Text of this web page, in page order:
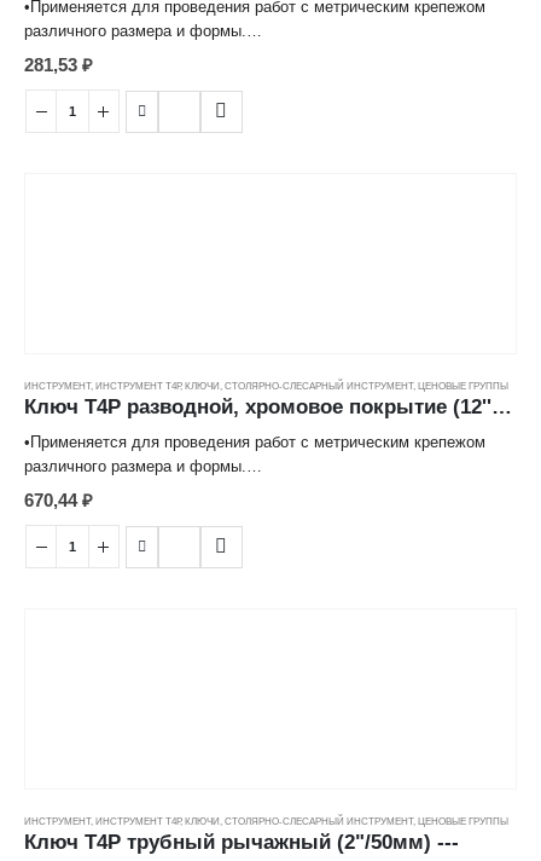
•Применяется для проведения работ с метрическим крепежом
различного размера и формы.
•Изготовлен из высококачественной углеродистой стали с
хромированной поверхностью.
•Изменение размера ключа происходит при использовании
281,53 ₽
ИНСТРУМЕНТ, ИНСТРУМЕНТ Т4Р, КЛЮЧИ СТОЛЯРНО-СЛЕСАРНЫЙ ИНСТРУМЕНТ, ЦЕНОВЫЕ ГРУППЫ
Ключ Т4Р разводной, хромовое покрытие (12''/300мм) ---
•Применяется для проведения работ с метрическим крепежом
различного размера и формы.
•Изготовлен из высококачественной углеродистой стали с
хромированной поверхностью.
•Изменение размера ключа происходит при использовании
670,44₽
ИНСТРУМЕНТ, ИНСТРУМЕНТ Т4Р, КЛЮЧИ СТОЛЯРНО-СЛЕСАРНЫЙ ИНСТРУМЕНТ, ЦЕНОВЫЕ ГРУППЫ
Ключ Т4Р трубный рычажный (2"/50мм) ---